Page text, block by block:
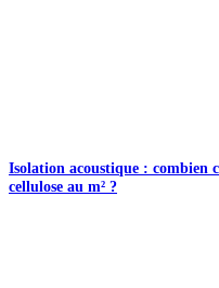
Isolation acoustique : combien
cellulose au m² ?